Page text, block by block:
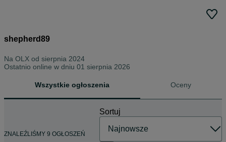
shepherd89
Na OLX od sierpnia 2024
Ostatnio online w dniu 01 sierpnia 2026
Wszystkie ogłoszenia Oceny
ZNALEŹLIŚMY 9 OGŁOSZEŃ
Sortuj